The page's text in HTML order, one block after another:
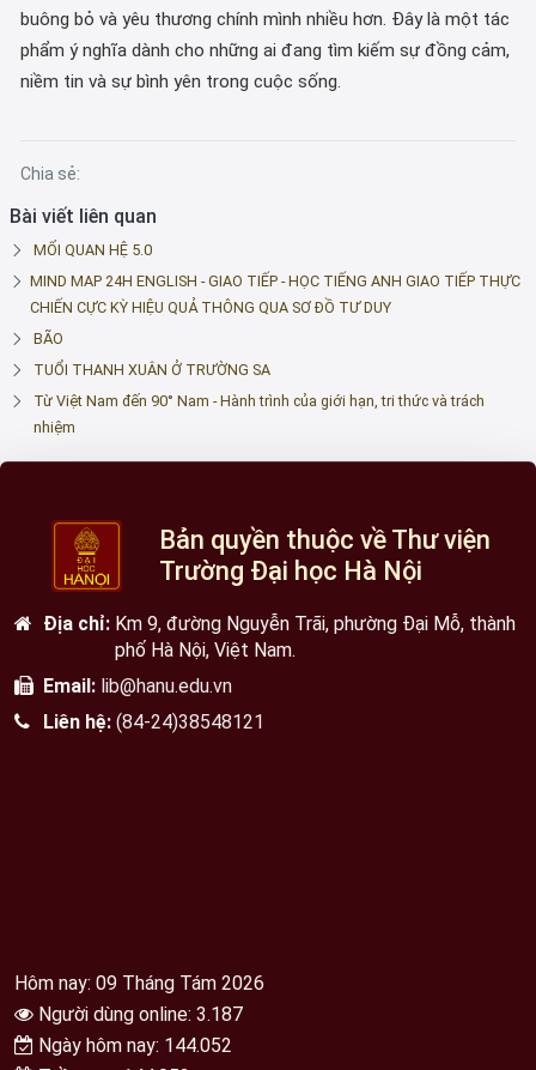
buông bỏ và yêu thương chính mình nhiều hơn. Đây là một tác
phẩm ý nghĩa dành cho những ai đang tìm kiếm sự đồng cảm,
niềm tin và sự bình yên trong cuộc sống.
Chia sẻ:
Bài viết liên quan
MỐI QUAN HỆ 5.0
MIND MAP 24H ENGLISH - GIAO TIẾP - HỌC TIẾNG ANH GIAO TIẾP THỰC
CHIẾN CỰC KỲ HIỆU QUẢ THÔNG QUA SƠ ĐỒ TƯ DUY
BÃO
TUỔI THANH XUÂN Ở TRƯỜNG SA
Từ Việt Nam đến 90° Nam - Hành trình của giới hạn, tri thức và trách
nhiệm
Bản quyền thuộc về Thư viện
Trường Đại học Hà Nội
Địa chỉ: Km 9, đường Nguyễn Trãi, phường Đại Mỗ, thành
phố Hà Nội, Việt Nam.
Email: lib@hanu.edu.vn
Liên hệ: (84-24)38548121
Hôm nay: 09 Tháng Tám 2026
Người dùng online: 3.187
Ngày hôm nay: 144.052